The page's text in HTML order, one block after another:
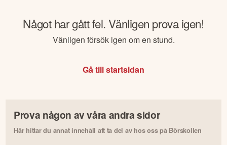
Något har gått fel. Vänligen prova igen!
Vänligen försök igen om en stund.
Gå till startsidan
Prova någon av våra andra sidor
Här hittar du annat innehåll att ta del av hos oss på Börskollen